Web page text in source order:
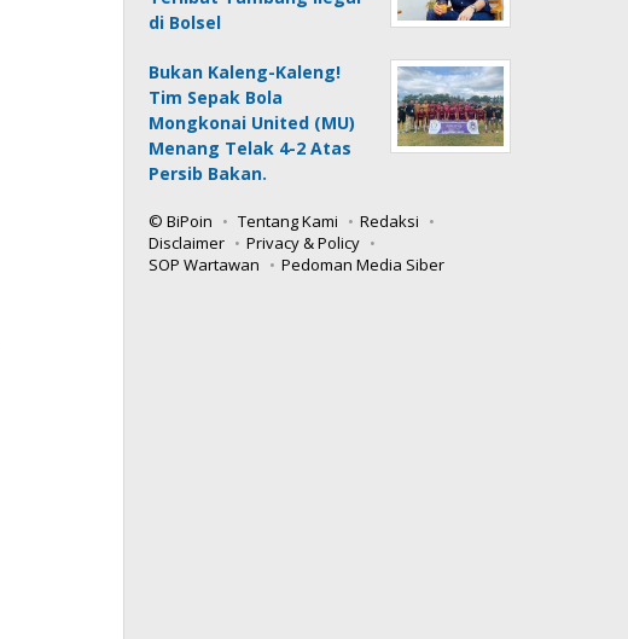
di Bolsel
Bukan Kaleng-Kaleng!
Tim Sepak Bola
Mongkonai United (MU)
Menang Telak 4-2 Atas
Persib Bakan.
© BiPoin Tentang Kami
Redaksi
Disclaimer
Privacy & Policy
SOP Wartawan
Pedoman Media Siber